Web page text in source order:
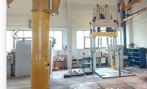
Geschwindigkeit Kranfahren 0 bis30
400 Volt, 50 Hz - Bedienflasche am
verfahrbar - Schaltschrank an der
mit elektrischen Endlagenschalter -
elektrischen Endlagenschalter
Kranbrücke) L x B x H 4830 x 2540 x
Kranbrücke ca. 1,6 Tonnen Die
einem sehr guten Zustand, neuwertig